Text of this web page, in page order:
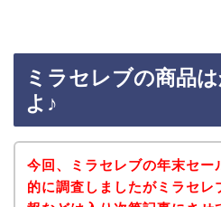
ミラセレブの商品
よ♪
今回、ミラセレブの年末セー
的に調査しましたがミラセレ